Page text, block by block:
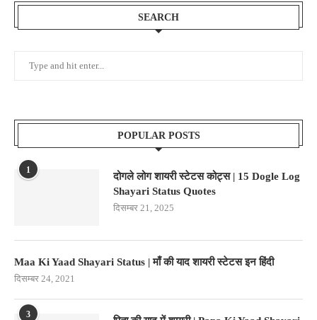
SEARCH
POPULAR POSTS
1
दोगले लोग शायरी स्टेटस कोट्स | 15 Dogle Log
Shayari Status Quotes
दिसम्बर 21, 2025
Maa Ki Yaad Shayari Status | माँ की याद शायरी स्टेटस इन हिंदी
दिसम्बर 24, 2021
3